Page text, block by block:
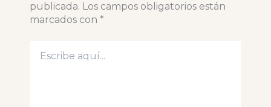
publicada. Los campos obligatorios están
marcados con *
aquí...